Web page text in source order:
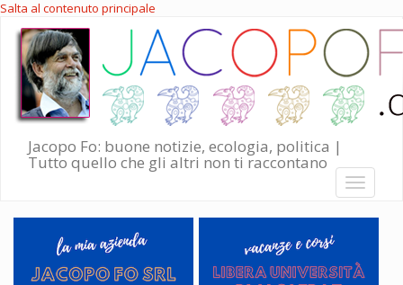
Salta al contenuto principale
Jacopo Fo: buone notizie, ecologia, politica |
Tutto quello che gli altri non ti raccontano
Toggle